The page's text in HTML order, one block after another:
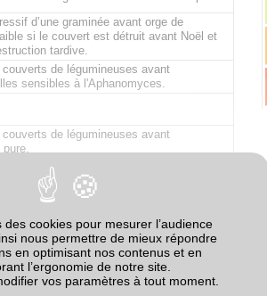
d’une graminée avant orge de
si le couvert est détruit avant Noël et
tardive.
de légumineuses avant
sensibles à l'Aphanomyces.
de légumineuses avant
pure.
production de sclérotes.
(azote) sur le maïs suivant.
populations du nématode Ditylenchus
des cookies pour mesurer l’audience
nous permettre de mieux répondre
en optimisant nos contenus et en
l’ergonomie de notre site.
vos paramètres à tout moment.